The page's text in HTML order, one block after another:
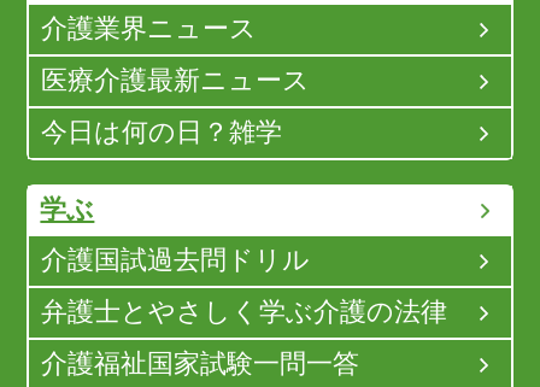
介護業界ニュース
医療介護最新ニュース
今日は何の日？雑学
学ぶ
介護国試過去問ドリル
弁護士とやさしく学ぶ介護の法律
介護福祉国家試験一問一答